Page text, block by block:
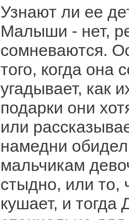
Узнают ли ее
Малыши - нет,
сомневаются.
того, когда она
угадывает, как
подарки они
или
намедни
мальчикам
стыдно, или то,
кушает, и тогда